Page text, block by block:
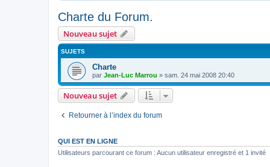
Charte du Forum.
Nouveau sujet
SUJETS
Charte
par Jean-Luc Marrou » sam. 24 mai 2008 20:40
Nouveau sujet
Retourner à l’index du forum
QUI EST EN LIGNE
Utilisateurs parcourant ce forum : Aucun utilisateur enregistré et 1 invité